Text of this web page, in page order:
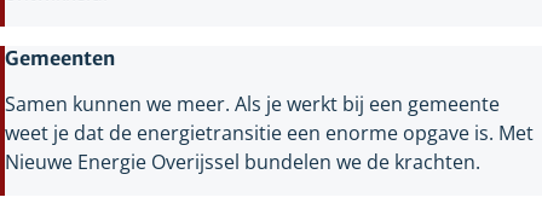
Gemeenten
Samen kunnen we meer. Als je werkt bij een gemeente
weet je dat de energietransitie een enorme opgave is. Met
Nieuwe Energie Overijssel bundelen we de krachten.